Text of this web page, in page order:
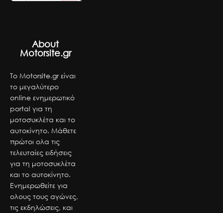
About
Motorsite.gr
Το Motorsite.gr είναι
το μεγαλύτερο
online ενημερωτικό
portal για τη
μοτοσυκλέτα και το
αυτοκίνητο. Μάθετε
πρώτοι ολα τις
τελευταίες ειδήσεις
για τη μοτοσυκλέτα
και το αυτοκίνητο.
Ενημερωθείτε για
ολους τους αγώνες,
τις εκδηλώσεις, και